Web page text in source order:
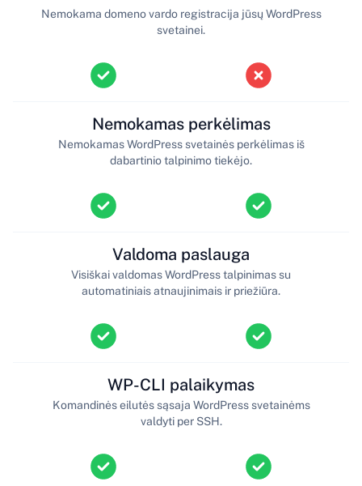
Nemokama domeno vardo registracija jūsų WordPress
svetainei.
Nemokamas perkėlimas
Nemokamas WordPress svetainės perkėlimas iš
dabartinio talpinimo tiekėjo.
Valdoma paslauga
Visiškai valdomas WordPress talpinimas su
automatiniais atnaujinimais ir priežiūra.
WP-CLI palaikymas
Komandinės eilutės sąsaja WordPress svetainėms
valdyti per SSH.